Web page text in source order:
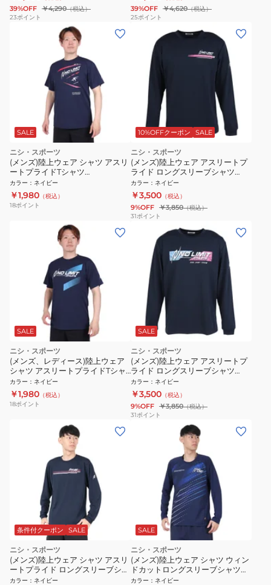
39%OFF ￥4,290（税込）
23ポイント
39%OFF ￥4,620（税込）
25ポイント
SALE
ニシ・スポーツ
(メンズ)陸上ウェア シャツ アスリ
ートプライドTシャツ
2811A471.400
カラー ： ネイビー
￥1,980 （税込）
18ポイント
10%OFFクーポン SALE
ニシ・スポーツ
(メンズ)陸上ウェア アスリートプ
ライド ロングスリーブシャツ
2811A618.400
カラー ： ネイビー
￥3,500 （税込）
9%OFF ￥3,850（税込）
31ポイント
SALE
ニシ・スポーツ
(メンズ、レディース)陸上ウェア
シャツ アスリートプライドTシャ
ツ 2811A374.400 速乾
カラー ： ネイビー
￥1,980 （税込）
18ポイント
SALE
ニシ・スポーツ
(メンズ)陸上ウェア アスリートプ
ライド ロングスリーブシャツ
2811A617.400
カラー ： ネイビー
￥3,500 （税込）
9%OFF ￥3,850（税込）
31ポイント
条件付クーポン SALE
ニシ・スポーツ
(メンズ)陸上ウェア シャツ アスリ
ートプライド ロングスリーブシャ
ツ 2811A591.400
カラー ： ネイビー
SALE
ニシ・スポーツ
(メンズ)陸上ウェア シャツ ウィン
ドカットロングスリーブシャツ
2811A452.400
カラー ： ネイビー